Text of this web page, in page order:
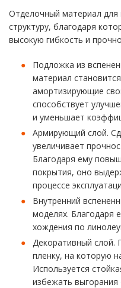
Отделочный материал
структуру, благодаря
высокую гибкость и
Подложка из
материал
амортизирующие
способствует
и уменьшает
Армирующий слой.
увеличивает
Благодаря ему
покрытия, оно
процессе
Внутренний
моделях. Благодаря
хождения по
Декоративный слой.
пленку, на которую
Используется
избежать выгорания